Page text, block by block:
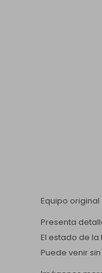
Equipo
Presenta
El estado de la
Puede venir